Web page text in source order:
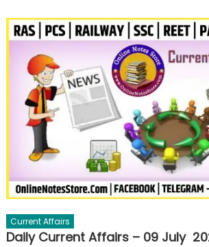
Current Affairs
Daily Current Affairs – 09 July